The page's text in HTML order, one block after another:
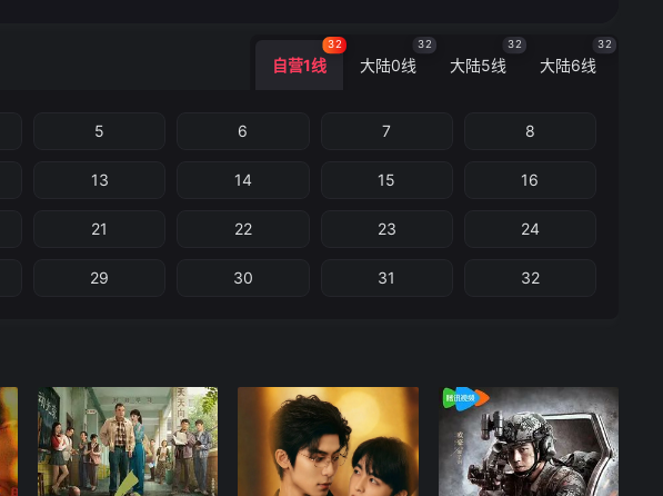
自营1线
32
大陆0线
32
大陆5线
32
大陆6线
32
5 6 7 8
13 14 15 16
21 22 23 24
29 30 31 32